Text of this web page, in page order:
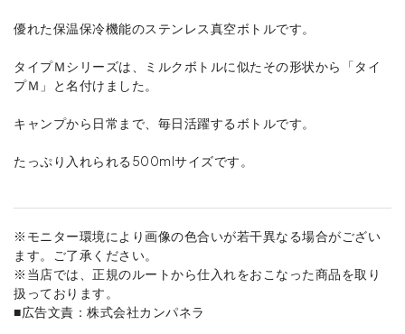
優れた保温保冷機能のステンレス真空ボトルです。
タイプＭシリーズは、ミルクボトルに似たその形状から「タイ
プＭ」と名付けました。
キャンプから日常まで、毎日活躍するボトルです。
たっぷり入れられる500mlサイズです。
※モニター環境により画像の色合いが若干異なる場合がござい
ます。ご了承ください。
※当店では、正規のルートから仕入れをおこなった商品を取り
扱っております。
■広告文責：株式会社カンパネラ